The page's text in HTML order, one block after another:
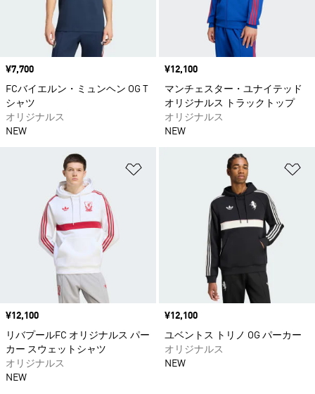
価格
¥7,700
FCバイエルン・ミュンヘン OG T
シャツ
オリジナルス
NEW
価格
¥12,100
マンチェスター・ユナイテッド
オリジナルス トラックトップ
オリジナルス
NEW
ほしいものリストに追加
価格
¥12,100
リバプールFC オリジナルス パー
カー スウェットシャツ
オリジナルス
NEW
価格
¥12,100
ユベントス トリノ OG パーカー
オリジナルス
NEW